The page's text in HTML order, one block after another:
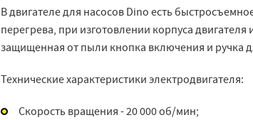
В двигателе для насосов Dino есть
перегрева, при изготовлении корпуса
защищенная от пыли кнопка включения и ручка
Технические характеристики электродвигателя:
Скорость вращения - 20 000 об/мин;